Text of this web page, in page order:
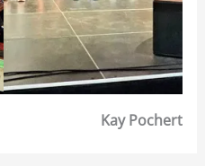
Kay Pochert